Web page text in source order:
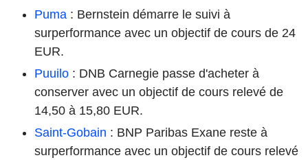
Puma : Bernstein démarre le suivi à
surperformance avec un objectif de cours de 24
EUR.
Puuilo : DNB Carnegie passe d'acheter à
conserver avec un objectif de cours relevé de
14,50 à 15,80 EUR.
Saint-Gobain : BNP Paribas Exane reste à
surperformance avec un objectif de cours relevé